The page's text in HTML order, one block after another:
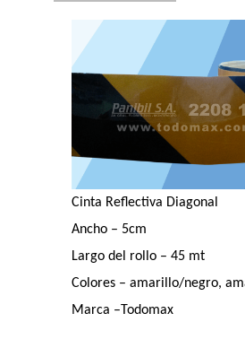
Cinta Reflectiva Diagonal
Ancho – 5cm
Largo del rollo – 45 mt
Colores – amarillo/negro,
Marca –Todomax